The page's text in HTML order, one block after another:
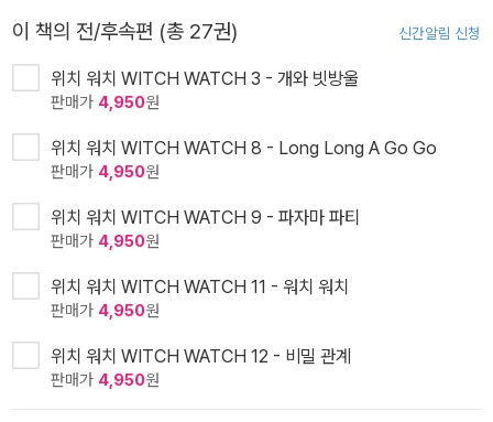
이 책의 전/후속편 (총 27권) 신간알림 신청
위치 워치 WITCH WATCH 3 - 개와 빗방울
판매가 4,950원
위치 워치 WITCH WATCH 8 - Long Long A Go Go
판매가 4,950원
위치 워치 WITCH WATCH 9 - 파자마 파티
판매가 4,950원
위치 워치 WITCH WATCH 11 - 워치 워치
판매가 4,950원
위치 워치 WITCH WATCH 12 - 비밀 관계
판매가 4,950원